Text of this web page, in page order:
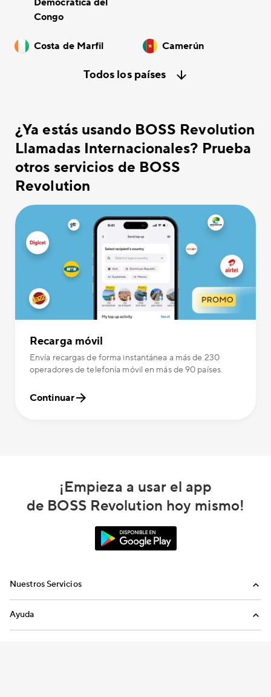
Democrática del
Congo
Costa de Marfil Camerún
Todos los países
¿Ya estás usando BOSS Revolution
Llamadas Internacionales? Prueba
otros servicios de BOSS
Revolution
Recarga móvil
Envía recargas de forma instantánea a más de 230
operadores de telefonía móvil en más de 90 países.
Continuar
¡Empieza a usar el app
de BOSS Revolution hoy mismo!
Nuestros Servicios
Recargas Internacionales
Ayuda